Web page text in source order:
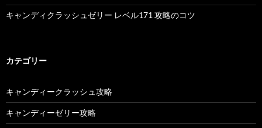
キャンディクラッシュゼリー レベル171 攻略のコツ
カテゴリー
キャンディークラッシュ攻略
キャンディーゼリー攻略